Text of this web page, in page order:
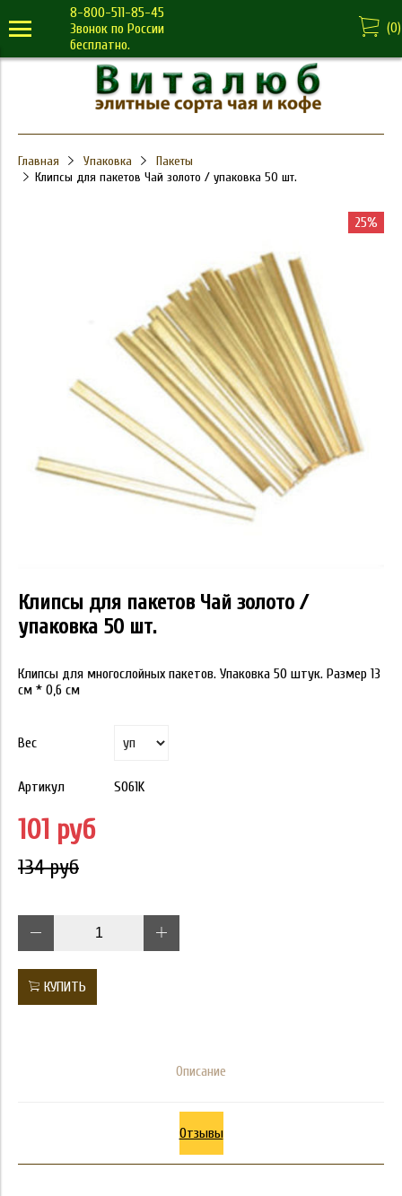
8-800-511-85-45
Звонок по России
бесплатно.
(0)
Главная Упаковка
Пакеты
Клипсы для пакетов Чай золото / упаковка 50 шт.
25%
Клипсы для пакетов Чай золото /
упаковка 50 шт.
Клипсы для многослойных пакетов. Упаковка 50 штук. Размер 13
см * 0,6 см
Вес
Артикул S061K
101 руб
134 руб
КУПИТЬ
Описание
Отзывы